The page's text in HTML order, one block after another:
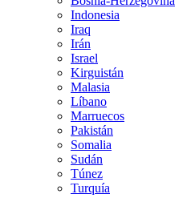
Indonesia
Iraq
Irán
Israel
Kirguistán
Malasia
Líbano
Marruecos
Pakistán
Somalia
Sudán
Túnez
Turquía